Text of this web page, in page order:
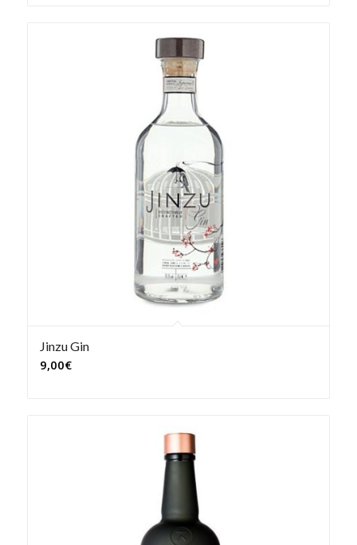
Jinzu Gin
9,00€